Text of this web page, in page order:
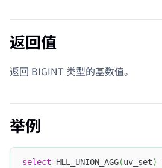
返回值
返回 BIGINT 类型的基数值。
举例
select HLL_UNION_AGG(uv_set)